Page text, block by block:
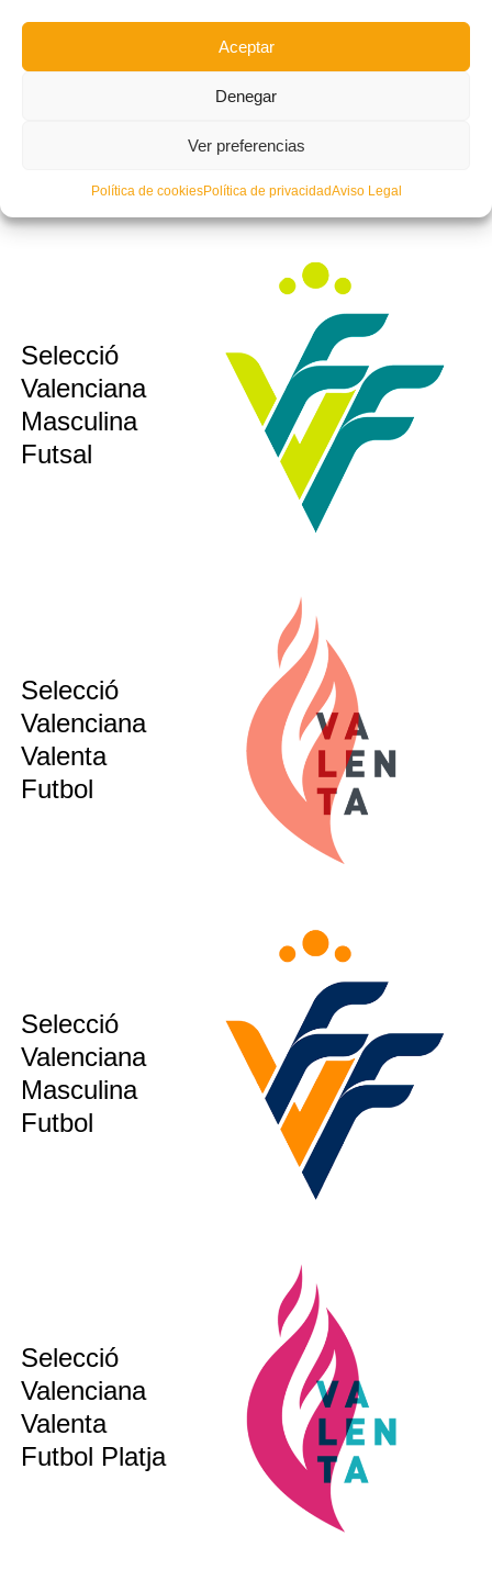
Aceptar
Denegar
Ver preferencias
Política de cookiesPolítica de privacidadAviso Legal
Selecció
Selecció
Valenciana
Masculina
Futsal
Selecció
Valenciana
Valenta
Futbol
Selecció
Valenciana
Masculina
Futbol
CUP
Selecció
Valenciana
Valenta
Futbol Platja